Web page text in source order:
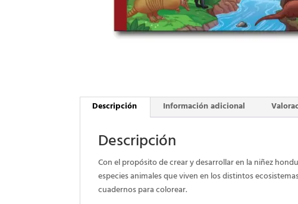
Descripción Información adicional
Descripción
Con el propósito de crear y desarrollar en la niñez
especies animales que viven en los distintos
cuadernos para colorear.